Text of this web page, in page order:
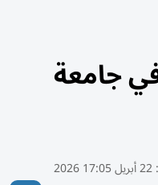
في جامعة
22 أبريل 17:05 2026